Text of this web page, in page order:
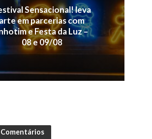
Sensacional! leva
em parcerias com
e Festa da Luz –
08 e 09/08